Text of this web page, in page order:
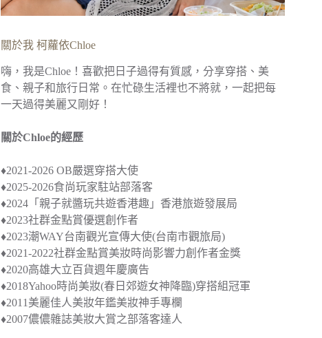
關於我 柯蘿依Chloe
嗨，我是Chloe！喜歡把日子過得有質感，分享穿搭、美
食、親子和旅行日常。在忙碌生活裡也不將就，一起把每
一天過得美麗又剛好！
關於Chloe的經歷
♦︎2021-2026 OB嚴選穿搭大使
♦︎2025-2026食尚玩家駐站部落客
♦︎2024 「親子就醬玩共遊香港趣」 香港旅遊發展局
♦︎2023社群金點賞優選創作者
♦︎2023潮WAY台南觀光宣傳大使(台南市觀旅局)
♦︎2021-2022社群金點賞美妝時尚影響力創作者金獎
♦︎2020高雄大立百貨週年慶廣告
♦︎2018Yahoo時尚美妝(春日郊遊女神降臨)穿搭組冠軍
♦︎2011美麗佳人美妝年鑑美妝神手專欄
♦︎2007儂儂雜誌美妝大賞之部落客達人